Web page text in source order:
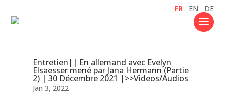
FR EN DE
Entretien|| En allemand avec Evelyn
Elsaesser mené par Jana Hermann (Partie
2) | 30 Décembre 2021 |>>Videos/Audios
Jan 3, 2022